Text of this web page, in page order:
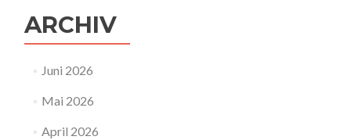
ARCHIV
Juni 2026
Mai 2026
April 2026